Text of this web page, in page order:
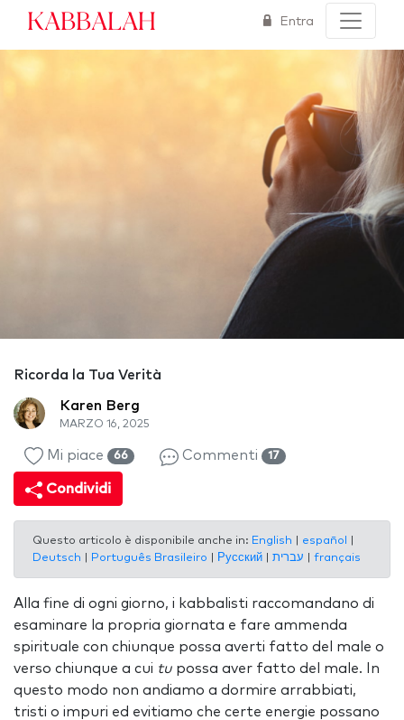
Kabbalah Entra
Ricorda la Tua Verità
Karen Berg
MARZO 16, 2025
Mi piace 66 Commenti 17
Condividi
Questo articolo è disponibile anche in: English español
Deutsch
Português Brasileiro Русский français
Alla fine di ogni giorno, i kabbalisti raccomandano di
esaminare la propria giornata e fare ammenda
spirituale con chiunque possa averti fatto del male o
verso chiunque a cui tu possa aver fatto del male. In
questo modo non andiamo a dormire arrabbiati,
tristi o impuri ed evitiamo che certe energie possano